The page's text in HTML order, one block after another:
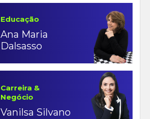
Educação
Ana Maria
Dalsasso
Carreira &
Negócio
Vanilsa Silvano